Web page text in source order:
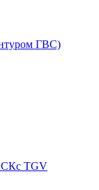
ГВС)
СКс TGV